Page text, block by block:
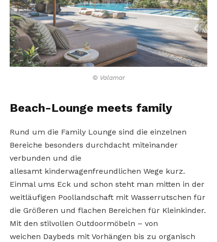
© Valamar
Beach-Lounge meets family
Rund um die Family Lounge sind die einzelnen
Bereiche besonders durchdacht miteinander
verbunden und die
allesamt kinderwagenfreundlichen Wege kurz.
Einmal ums Eck und schon steht man mitten in der
weitläufigen Poollandschaft mit Wasserrutschen für
die Größeren und flachen Bereichen für Kleinkinder.
Mit den stilvollen Outdoormöbeln – von
weichen Daybeds mit Vorhängen bis zu organisch